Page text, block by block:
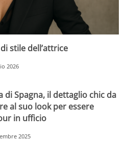
stile dell’attrice
2026
di Spagna, il dettaglio chic da
al suo look per essere
in ufficio
2025